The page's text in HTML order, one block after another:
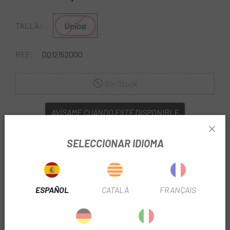
TALLA: Única
REF: DQ12152000
AVÍSAME CUANDO ESTÉ DISPONIBLE
encontraras todas las herramientas Shimano
que necesitas para mantener tu bici a punto. El
SELECCIONAR IDIOMA
ESPAÑOL CATALÀ FRANÇAIS